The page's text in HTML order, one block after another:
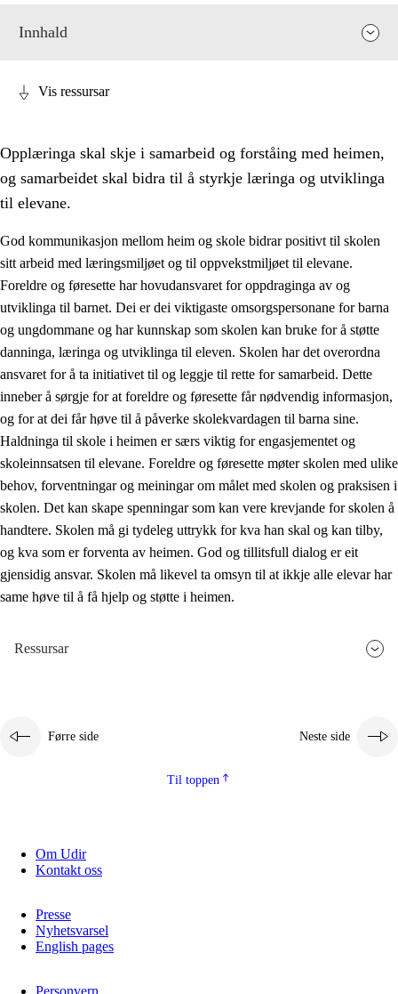
Innhald
3. Prinsipp for praksisen i skolen
Eit inkluderande læringsmiljø
3.2 Undervisning og tilpassa opplæring
3.3 Samarbeid mellom heim og skole
3.4 Opplæring i lærebedrift og arbeidsliv
Profesjonsfellesskap og skoleutvikling
Vis ressursar
Opplæringa skal skje i samarbeid og forståing med heimen,
og samarbeidet skal bidra til å styrkje læringa og utviklinga
til elevane.
God kommunikasjon mellom heim og skole bidrar positivt til skolen
sitt arbeid med læringsmiljøet og til oppvekstmiljøet til elevane.
Foreldre og føresette har hovudansvaret for oppdraginga av og
utviklinga til barnet. Dei er dei viktigaste omsorgspersonane for barna
og ungdommane og har kunnskap som skolen kan bruke for å støtte
danninga, læringa og utviklinga til eleven. Skolen har det overordna
ansvaret for å ta initiativet til og leggje til rette for samarbeid. Dette
inneber å sørgje for at foreldre og føresette får nødvendig informasjon,
og for at dei får høve til å påverke skolekvardagen til barna sine.
Haldninga til skole i heimen er særs viktig for engasjementet og
skoleinnsatsen til elevane. Foreldre og føresette møter skolen med ulike
behov, forventningar og meiningar om målet med skolen og praksisen i
skolen. Det kan skape spenningar som kan vere krevjande for skolen å
handtere. Skolen må gi tydeleg uttrykk for kva han skal og kan tilby,
og kva som er forventa av heimen. God og tillitsfull dialog er eit
gjensidig ansvar. Skolen må likevel ta omsyn til at ikkje alle elevar har
same høve til å få hjelp og støtte i heimen.
Ressursar
Førre side Neste side
Til toppen
Om Udir
Kontakt oss
Presse
Nyhetsvarsel
English pages